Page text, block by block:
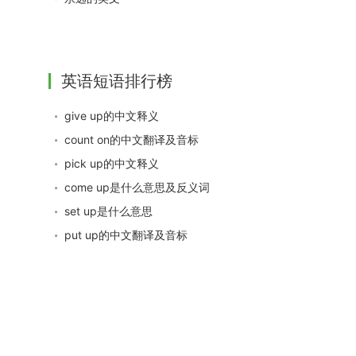
英语短语排行榜
give up的中文释义
count on的中文翻译及音标
pick up的中文释义
come up是什么意思及反义词
set up是什么意思
put up的中文翻译及音标